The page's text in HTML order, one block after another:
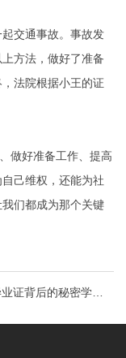
交通事故。事故发
方法，做好了准备
法院根据小王的证
做好准备工作、提高
己维权，还能为社
们都成为那个关键
证背后的秘密学历
未来趋势